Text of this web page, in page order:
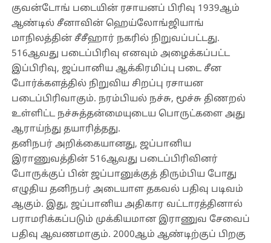
குவன்டோங் படையின் ரசாயனப் பிரிவு 1939ஆம்
ஆண்டில் சீனாவின் ஹெய்லோங்ஜியாங்
மாநிலத்தின் சீசீஹார் நகரில் நிறுவப்பட்டது.
516ஆவது படைப்பிரிவு எனவும் அழைக்கப்பட்ட
இப்பிரிவு, ஜப்பானிய ஆக்கிரமிப்பு படை சீன
போர்க்களத்தில் நிறுவிய சிறப்பு ரசாயன
படைப்பிரிவாகும். நரம்பியல் நச்சு, மூச்சு திணறல்
உள்ளிட்ட நச்சுத்தன்மையுடைய பொருட்களை அது
ஆராய்ந்து தயாரித்தது.
தனிநபர் அறிக்கையானது, ஜப்பானிய
இராணுவத்தின் 516ஆவது படைப்பிரிவினர்
போருக்குப் பின் ஜப்பானுக்குத் திரும்பிய போது
எழுதிய தனிநபர் அடையாள தகவல் பதிவு படிவம்
ஆகும். இது, ஜப்பானிய அதிகார வட்டாரத்தினால்
பராமரிக்கப்படும் முக்கியமான இராணுவ சேவைப்
பதிவு ஆவணமாகும். 2000ஆம் ஆண்டிற்குப் பிறகு